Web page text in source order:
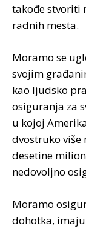
takođe stvoriti
radnih mesta.
Moramo se
svojim
kao ljudsko
osiguranja za
u kojoj
dvostruko više
desetine
nedovoljno
Moramo
dohotka,